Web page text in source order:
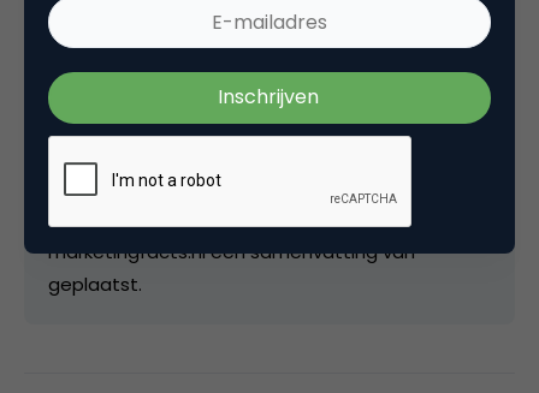
Redactie bijWebanalisten.nl
Webanalisten.nl is sinds 2008 aanwezig op
internet als platform voor online analyse en
wekelijks over hun praktijkervaringen met ons
mooie vakgebied. 2 wekelijks wordt hier op
marketingfacts.nl een samenvatting van
geplaatst.